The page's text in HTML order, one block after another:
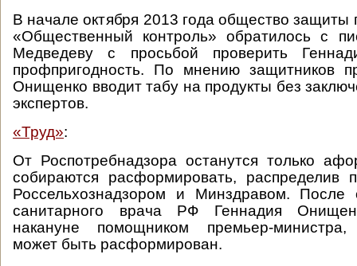
В начале октября 2013 года общество защиты
«Общественный контроль» обратилось с
Медведеву с просьбой проверить
профпригодность. По мнению защитников
Онищенко вводит табу на продукты без
экспертов.
«Труд»:
От Роспотребнадзора останутся только
собираются расформировать, распределив
Россельхознадзором и Минздравом. После
санитарного врача РФ Геннадия
накануне помощником премьер-министра,
может быть расформирован.